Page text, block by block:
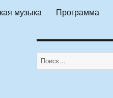
музыка Программа
Искать: